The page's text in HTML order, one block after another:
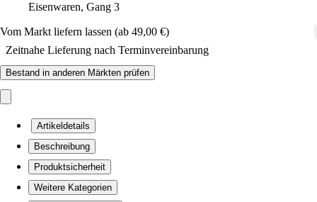
Eisenwaren, Gang 3
Vom Markt liefern lassen (ab 49,00 €)
Zeitnahe Lieferung nach Terminvereinbarung
Bestand in anderen Märkten prüfen
Artikeldetails
Beschreibung
Produktsicherheit
Weitere Kategorien